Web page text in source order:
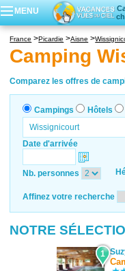
MENU
France Picardie Aisne
Camping
Comparez les offres de
Campings Hôtels
Date d'arrivée
Nb. personnes
Affinez votre recherche
NOTRE
1